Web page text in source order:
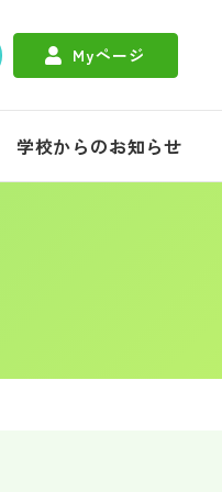
Myページ
学校からのお知らせ